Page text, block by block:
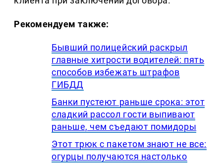
Рекомендуем также:
Бывший полицейский раскрыл
главные хитрости водителей: пять
способов избежать штрафов
ГИБДД
Банки пустеют раньше срока: этот
сладкий рассол гости выпивают
раньше, чем съедают помидоры
Этот трюк с пакетом знают не все:
огурцы получаются настолько